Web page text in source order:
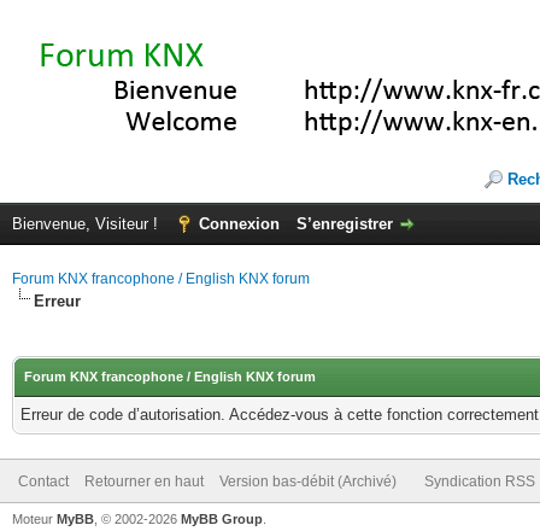
Bienvenue, Visiteur ! Connexion S’enregistrer
Forum KNX francophone / English KNX forum
Erreur
Forum KNX francophone / English KNX forum
Erreur de code d’autorisation. Accédez-vous à cette fonction
Contact Retourner en haut Version bas-débit (Archivé) Syndication RSS
Moteur MyBB , © 2002-2026 MyBB Group